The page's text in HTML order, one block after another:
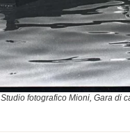
Studio fotografico Mioni, Gara di